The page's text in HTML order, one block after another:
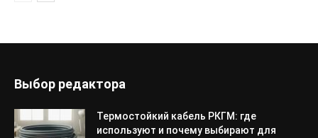
Выбор редактора
Термостойкий кабель РКГМ: где
используют и почему выбирают для